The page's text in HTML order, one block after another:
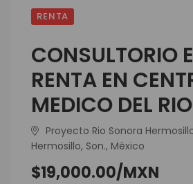
RENTA
CONSULTORIO
RENTA EN
MEDICO DEL RIO
Proyecto Rio Sonora
Hermosillo, Son., México
$19,000.00/MXN